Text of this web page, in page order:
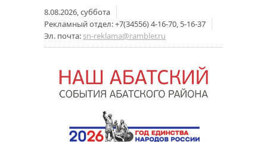
8.08.2026, суббота
Рекламный отдел: +7(34556) 4-16-70, 5-16-37
Эл. почта: sn-reklama@rambler.ru